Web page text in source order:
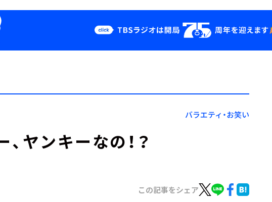
Podcast
YouTube
会社情報
バラエティ・お笑い
ヤンキーなの！？
この記事をシェア